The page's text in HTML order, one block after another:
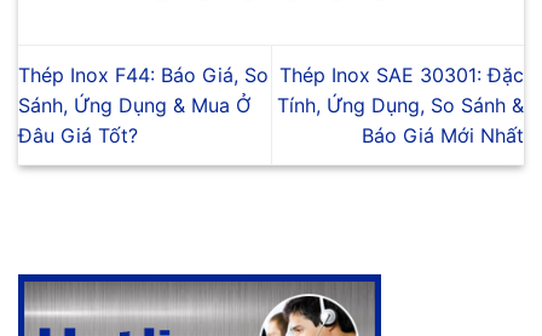
Thép Inox F44: Báo Giá, So
Sánh, Ứng Dụng & Mua Ở
Đâu Giá Tốt?
Thép Inox SAE 30301: Đặc
Tính, Ứng Dụng, So Sánh &
Báo Giá Mới Nhất